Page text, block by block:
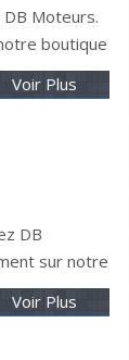
Moteurs.
boutique
Voir Plus
DB
sur notre
Voir Plus